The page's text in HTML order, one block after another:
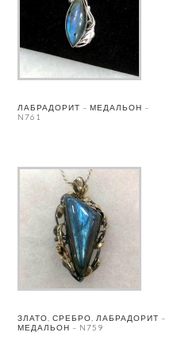
ЛАБРАДОРИТ – МЕДАЛЬОН –
N761
ЗЛАТО, СРЕБРО, ЛАБРАДОРИТ –
МЕДАЛЬОН – N759